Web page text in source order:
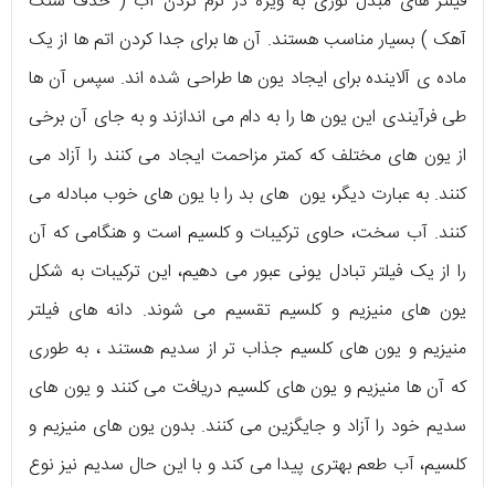
آهک ) بسیار مناسب هستند. آن‌ ها برای جدا کردن اتم‌ ها از یک
ماده‌ ی آلاینده برای ایجاد یون‌ ها طراحی شده‌ اند. سپس آن‌ ها
طی فرآیندی این یون‌ ها را به دام می‌ اندازند و به جای آن برخی
از یون‌ های مختلف که کمتر مزاحمت ایجاد می‌ کنند را آزاد می‌
کنند. به عبارت دیگر، یون‌ های بد را با یون‌ های خوب مبادله می‌
کنند. آب سخت، حاوی ترکیبات و کلسیم است و هنگامی که آن
را از یک فیلتر تبادل یونی عبور می دهیم، این ترکیبات به شکل
یون‌ های منیزیم و کلسیم تقسیم می‌ شوند. دانه‌ های فیلتر
منیزیم و یون‌ های کلسیم جذاب‌ تر از سدیم هستند ، به طوری
که آن‌ ها منیزیم و یون‌ های کلسیم دریافت می‌ کنند و یون‌ های
سدیم خود را آزاد و جایگزین می‌ کنند. بدون یون‌ های منیزیم و
کلسیم، آب طعم بهتری پیدا می‌ کند و با این حال سدیم نیز نوع